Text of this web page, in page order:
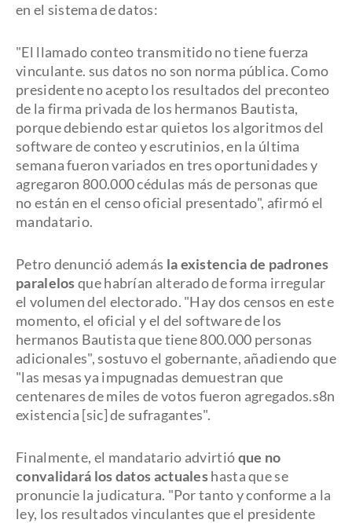
en el sistema de datos:
"El llamado conteo transmitido no tiene fuerza
vinculante. sus datos no son norma pública. Como
presidente no acepto los resultados del preconteo
de la firma privada de los hermanos Bautista,
porque debiendo estar quietos los algoritmos del
software de conteo y escrutinios, en la última
semana fueron variados en tres oportunidades y
agregaron 800.000 cédulas más de personas que
no están en el censo oficial presentado", afirmó el
mandatario.
Petro denunció además la existencia de padrones
paralelosque habrían alterado de forma irregular
el volumen del electorado. "Hay dos censos en este
momento, el oficial y el del software de los
hermanos Bautista que tiene 800.000 personas
adicionales", sostuvo el gobernante, añadiendo que
"las mesas ya impugnadas demuestran que
centenares de miles de votos fueron agregados.s8n
existencia [sic] de sufragantes".
Finalmente, el mandatario advirtióque no
convalidará los datos actualeshasta que se
pronuncie la judicatura. "Por tanto y conforme a la
ley, los resultados vinculantes que el presidente